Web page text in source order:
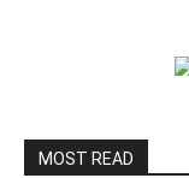
MOST READ